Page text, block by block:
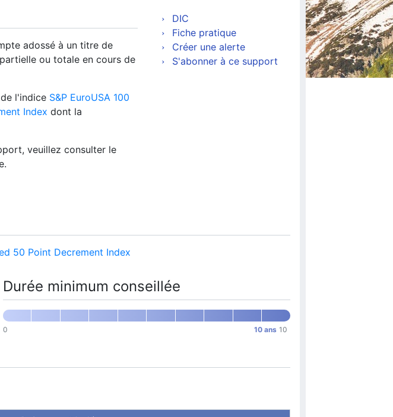
adossé à un titre de
ou totale en cours de
l'indice S&P EuroUSA 100
Index dont la
veuillez consulter le
DIC
Fiche pratique
Créer une alerte
S'abonner à ce support
50 Point Decrement Index
Durée minimum conseillée
0 10 ans 10